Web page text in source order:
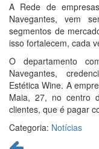
A Rede de
Navegantes, vem
segmentos de
isso fortalecem, cada
O departamento
Navegantes,
Estética Wine. A
Maia, 27, no centro
clientes, que é pagar
Categoria: Notícias
Continue